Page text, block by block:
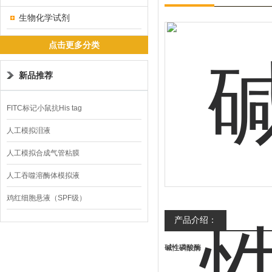
生物化学试剂
点击更多分类
新品推荐
FITC标记小鼠抗His tag
人工模拟泪液
人工模拟合成气管粘膜
人工吞噬溶酶体模拟液
鸡红细胞悬液（SPF级）
产品介绍：
碱性磷酸酶